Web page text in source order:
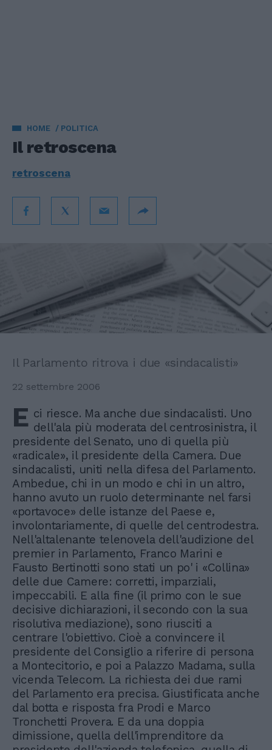
HOME POLITICA
Il retroscena
retroscena
Il Parlamento ritrova i due «sindacalisti»
22 settembre 2006
E ci riesce. Ma anche due sindacalisti. Uno
dell'ala più moderata del centrosinistra, il
presidente del Senato, uno di quella più
«radicale», il presidente della Camera. Due
sindacalisti, uniti nella difesa del Parlamento.
Ambedue, chi in un modo e chi in un altro,
hanno avuto un ruolo determinante nel farsi
«portavoce» delle istanze del Paese e,
involontariamente, di quelle del centrodestra.
Nell'altalenante telenovela dell'audizione del
premier in Parlamento, Franco Marini e
Fausto Bertinotti sono stati un po' i «Collina»
delle due Camere: corretti, imparziali,
impeccabili. E alla fine (il primo con le sue
decisive dichiarazioni, il secondo con la sua
risolutiva mediazione), sono riusciti a
centrare l'obiettivo. Cioè a convincere il
presidente del Consiglio a riferire di persona
a Montecitorio, e poi a Palazzo Madama, sulla
vicenda Telecom. La richiesta dei due rami
del Parlamento era precisa. Giustificata anche
dal botta e risposta fra Prodi e Marco
Tronchetti Provera. E da una doppia
dimissione, quella dell'imprenditore da